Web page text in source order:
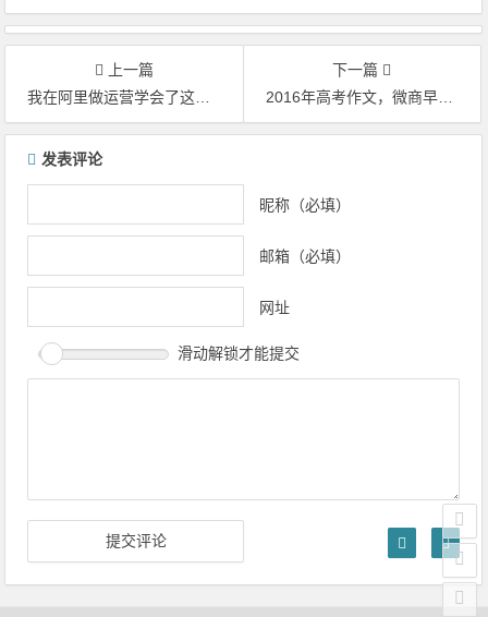
上一篇
我在阿里做运营学会了这些…
下一篇
2016年高考作文，微商早已看穿了一切
文章导航
发表评论
昵称（必填）
邮箱（必填）
网址
滑动解锁才能提交